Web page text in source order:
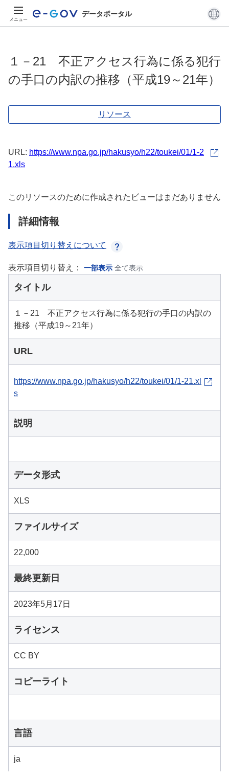
メニュー
データポータル
１－21 不正アクセス行為に係る犯行
の手口の内訳の推移（平成19～21年）
リソース
URL: https://www.npa.go.jp/hakusyo/h22/toukei/01/1-2
1.xls
このリソースのために作成されたビューはまだありません
詳細情報
表示項目切り替えについて
表示項目切り替え： 一部表示 全て表示
タイトル
１－21 不正アクセス行為に係る犯行の手口の内訳の
推移（平成19～21年）
URL
https://www.npa.go.jp/hakusyo/h22/toukei/01/1-21.xl
s
説明
データ形式
XLS
ファイルサイズ
22,000
最終更新日
2023年5月17日
ライセンス
CC BY
コピーライト
言語
ja